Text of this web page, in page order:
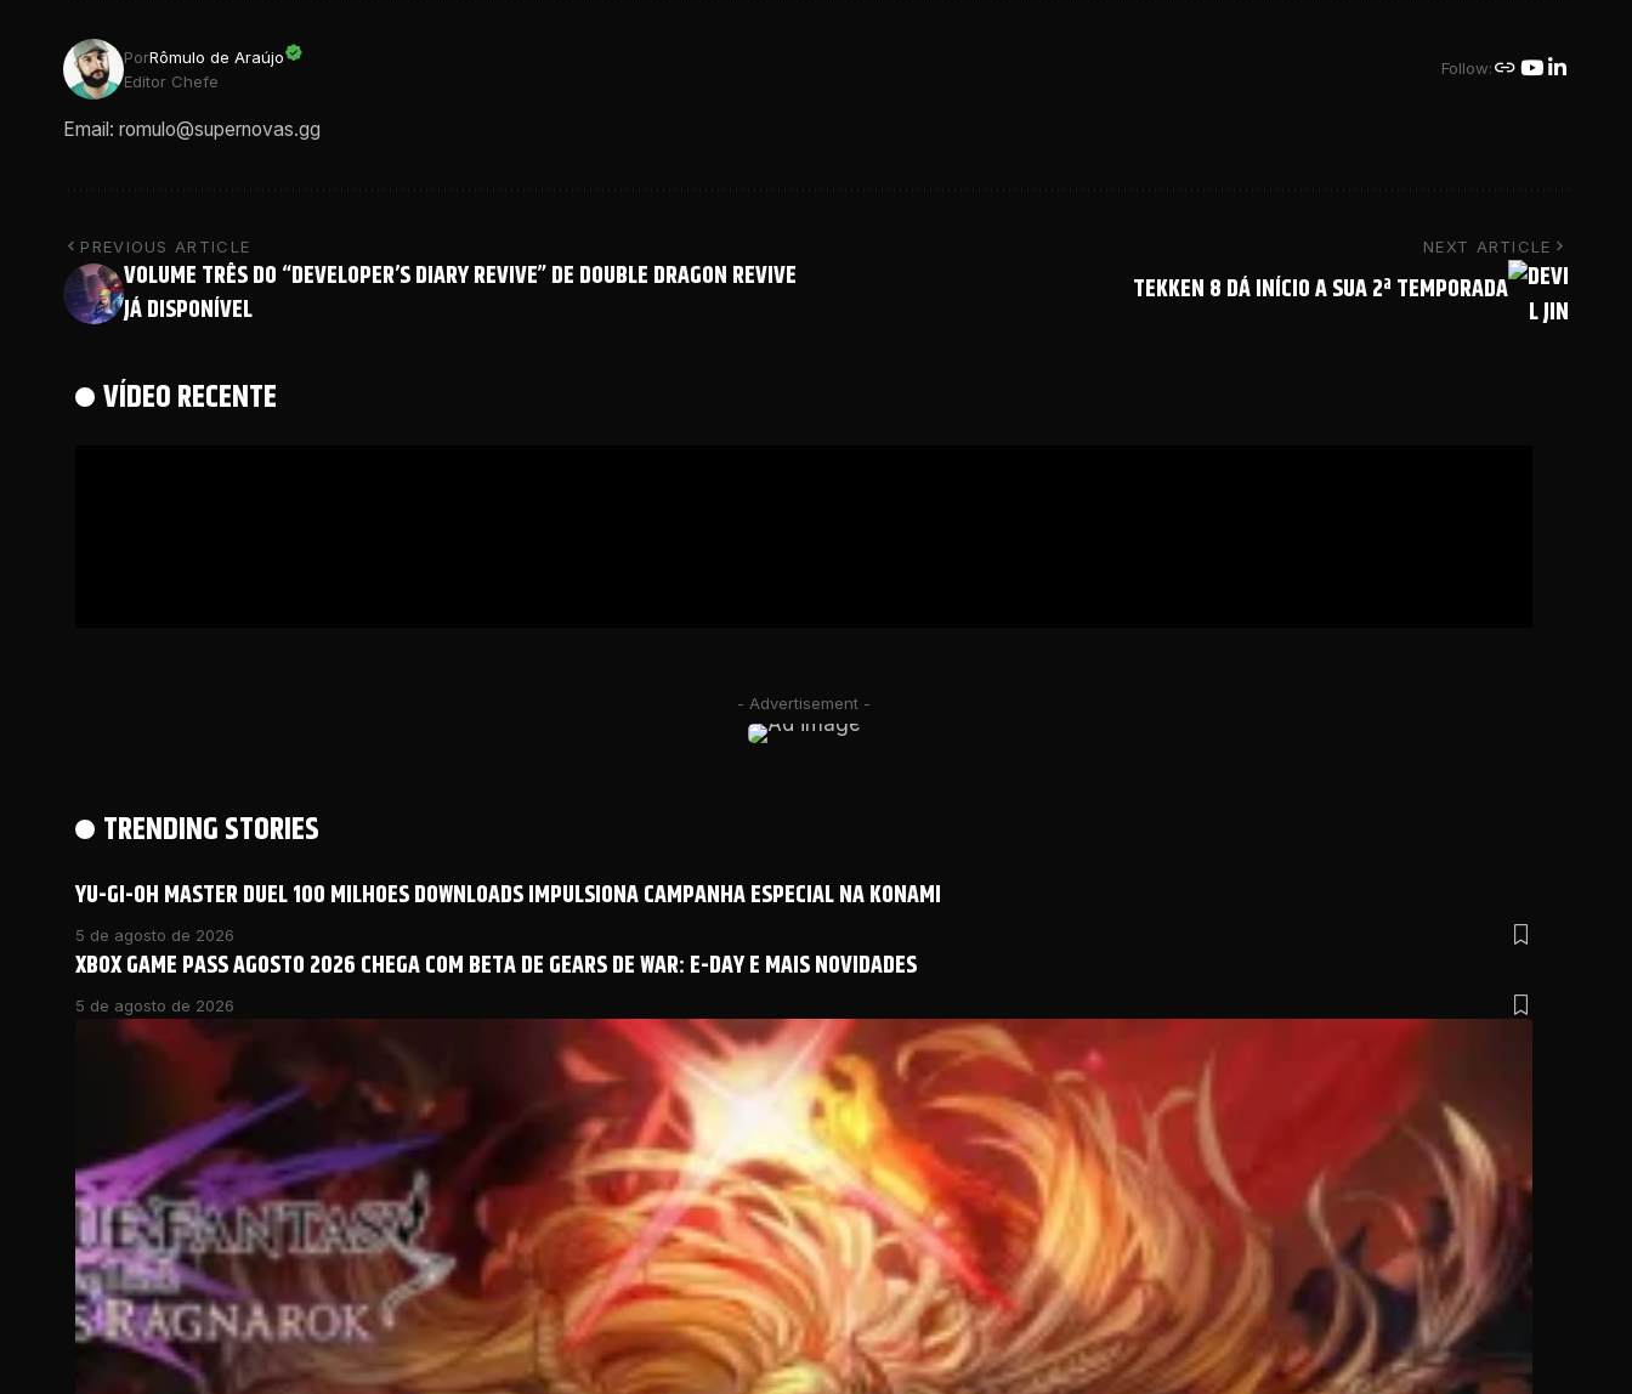
PorRômulo de Araújo
Editor Chefe
Follow:
Email: romulo@supernovas.gg
PREVIOUS ARTICLE
VOLUME TRÊS DO “DEVELOPER’S DIARY REVIVE” DE DOUBLE DRAGON REVIVE
JÁ DISPONÍVEL
NEXT ARTICLE
TEKKEN 8 DÁ INÍCIO A SUA 2ª TEMPORADA
VÍDEO RECENTE
- Advertisement -
TRENDING STORIES
YU-GI-OH MASTER DUEL 100 MILHOES DOWNLOADS IMPULSIONA CAMPANHA ESPECIAL NA KONAMI
5 de agosto de 2026
XBOX GAME PASS AGOSTO 2026 CHEGA COM BETA DE GEARS DE WAR: E-DAY E MAIS NOVIDADES
5 de agosto de 2026